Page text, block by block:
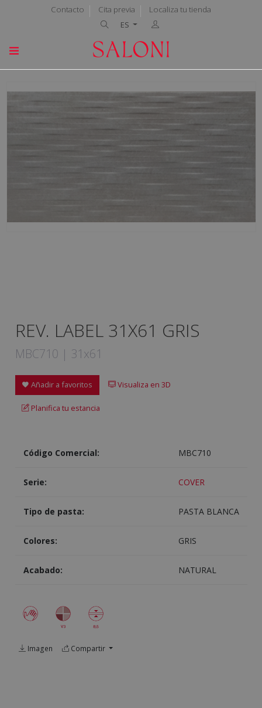
Contacto Cita previa
Localiza tu tienda
ES
REV. LABEL 31X61 GRIS
MBC710 | 31x61
Añadir a favoritos Visualiza en 3D
Planifica tu estancia
Código Comercial: MBC710
Serie: COVER
Tipo de pasta: PASTA BLANCA
Colores: GRIS
Acabado: NATURAL
Imagen Compartir